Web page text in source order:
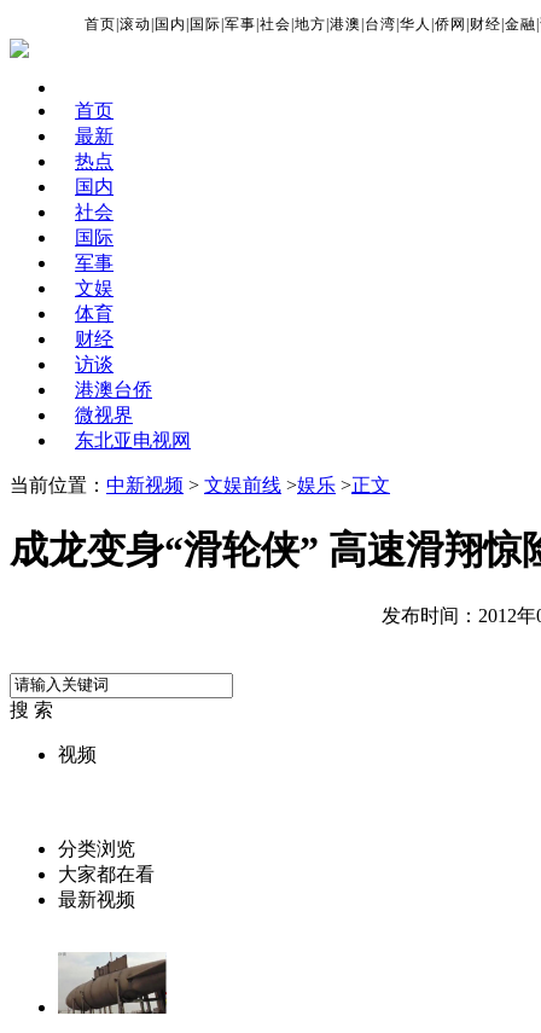
首页 |滚动 国内 国际 |军事 |社会 |地方 |港澳 台湾 |华人 |侨网 财经 |金融 |
首页
最新
热点
国内
社会
国际
军事
文娱
体育
财经
访谈
港澳台侨
微视界
东北亚电视网
当前位置： 中新视频 > 文娱前线 >娱乐 >正文
成龙变身“滑轮侠” 高速滑翔惊
发布时间：2012年
搜 索
视频
分类浏览
大家都在看
最新视频